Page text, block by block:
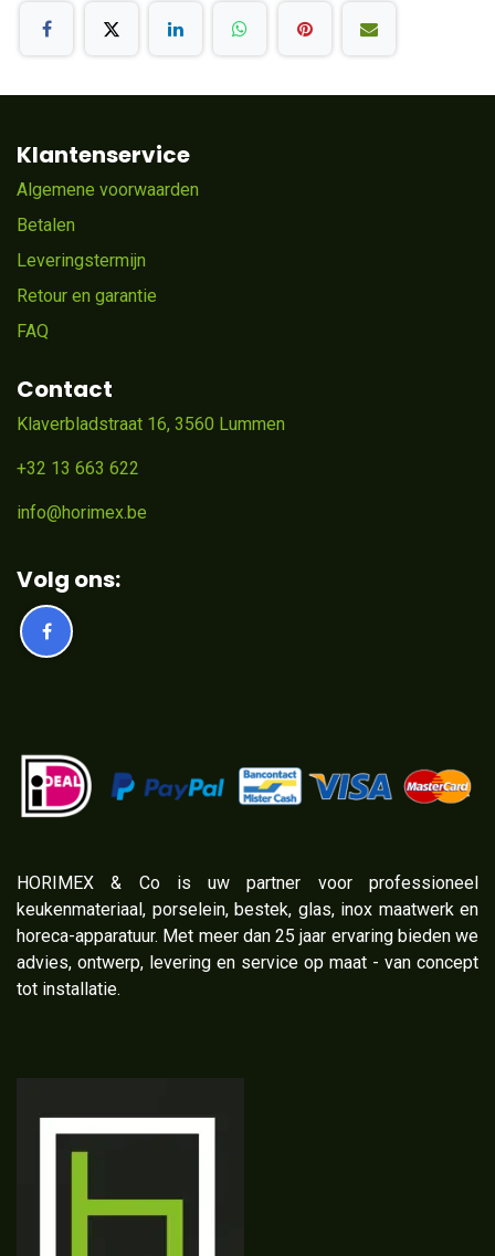
Klantenservice
Algemene voorwaarden
Betalen
Leveringstermijn
Retour en garantie
FAQ
Contact
Klaverbladstraat 16, 3560 Lummen
+32 13 663 622
info@horimex.be
Volg ons:
​HORIMEX & Co is uw partner voor professioneel
keukenmateriaal, porselein, bestek, glas, inox maatwerk en
horeca-apparatuur. Met meer dan 25 jaar ervaring bieden we
advies, ontwerp, levering en service op maat - van concept
tot installatie.